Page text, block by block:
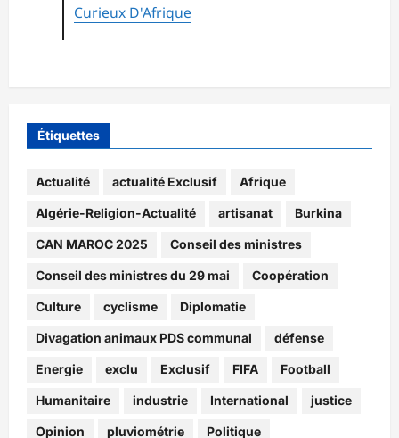
Curieux D'Afrique
Étiquettes
Actualité actualité Exclusif Afrique
Algérie-Religion-Actualité artisanat Burkina
CAN MAROC 2025 Conseil des ministres
Conseil des ministres du 29 mai Coopération
Culture cyclisme Diplomatie
Divagation animaux PDS communal défense
Energie exclu Exclusif FIFA Football
Humanitaire industrie International justice
Opinion pluviométrie Politique